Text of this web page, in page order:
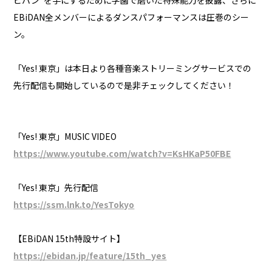
EBiDAN全メンバーによるダンスパフォーマンスは圧巻のシー
ン。
「Yes! 東京」は本日より各種音楽ストリーミングサービスでの
先行配信も開始しているので是非チェックしてください！
「Yes! 東京」MUSIC VIDEO
https://www.youtube.com/watch?v=KsHKaP50FBE
「Yes! 東京」先行配信
https://ssm.lnk.to/YesTokyo
【EBiDAN 15th特設サイト】
https://ebidan.jp/feature/15th_yes